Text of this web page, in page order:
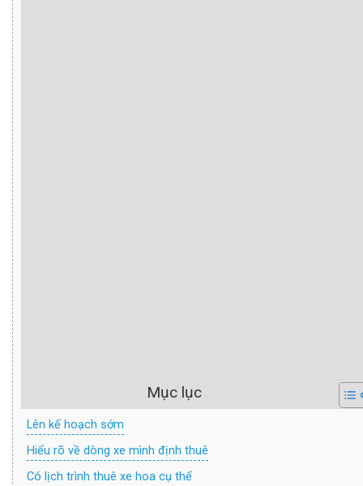
Mục lục
Lên kế hoạch sớm
Hiểu rõ về dòng xe mình định thuê
Có lịch trình thuê xe hoa cụ thể